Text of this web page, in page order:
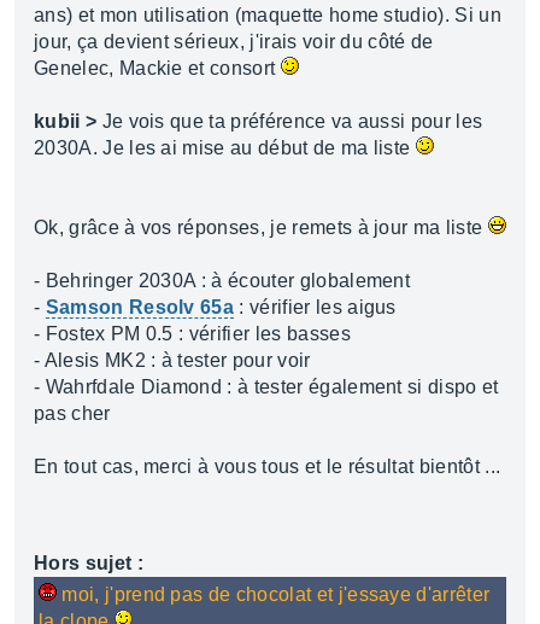
ans) et mon utilisation (maquette home studio). Si un
jour, ça devient sérieux, j'irais voir du côté de
Genelec, Mackie et consort
kubii > Je vois que ta préférence va aussi pour les
2030A. Je les ai mise au début de ma liste
Ok, grâce à vos réponses, je remets à jour ma liste
- Behringer 2030A : à écouter globalement
- Samson Resolv 65a : vérifier les aigus
- Fostex PM 0.5 : vérifier les basses
- Alesis MK2 : à tester pour voir
- Wahrfdale Diamond : à tester également si dispo et
pas cher
En tout cas, merci à vous tous et le résultat bientôt ...
Hors sujet :
moi, j'prend pas de chocolat et j'essaye d'arrêter